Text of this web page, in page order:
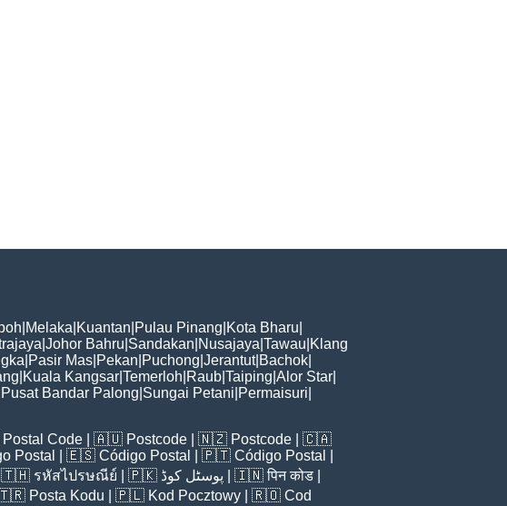
Melaka Kuantan Pulau Pinang Kota Bharu
Johor Bahru Sandakan Nusajaya Tawau Klang
Pasir Mas Pekan Puchong Jerantut| Bachok
Kuala Kangsar Temerloh Raub Taiping Alor Star
Pusat Bandar Palong Sungai Petani Permaisuri
Postal Code | 🇦🇺 Postcode | 🇳🇿 Postcode | 🇨🇦
Postal | 🇪🇸 Código Postal | 🇵🇹 Código Postal
🇹🇭 รหัสไปรษณีย์ | 🇵🇰 پوسٹل کوڈ | 🇮🇳पिन कोड
🇹🇷 Posta Kodu | 🇵🇱 Kod Pocztowy | 🇷🇴 Cod